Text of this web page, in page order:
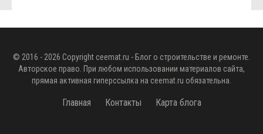
© 2016 - 2026 Copyright ceemat.ru - Блог о строительстве и ремонте.
Авторское право. При любом использовании материалов сайта,
прямая активная гиперссылка на ceemat.ru обязательна.
Главная Контакты Карта блога